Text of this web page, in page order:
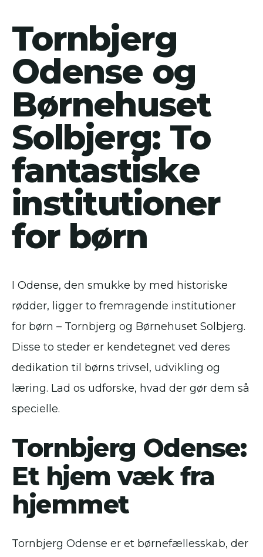
Tornbjerg
Odense og
Børnehuset
Solbjerg: To
fantastiske
institutioner
for børn
I Odense, den smukke by med historiske
rødder, ligger to fremragende institutioner
for børn – Tornbjerg og Børnehuset Solbjerg.
Disse to steder er kendetegnet ved deres
dedikation til børns trivsel, udvikling og
læring. Lad os udforske, hvad der gør dem så
specielle.
Tornbjerg Odense:
Et hjem væk fra
hjemmet
Tornbjerg Odense er et børnefællesskab, der